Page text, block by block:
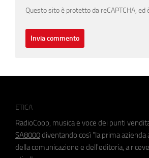
Questo sito è protetto da reCAPTCHA, ed
ETICA
RadioCoop, musica e voce dei punti
SA8000 diventando così "la prima
della comunicazione e dell'editoria, a